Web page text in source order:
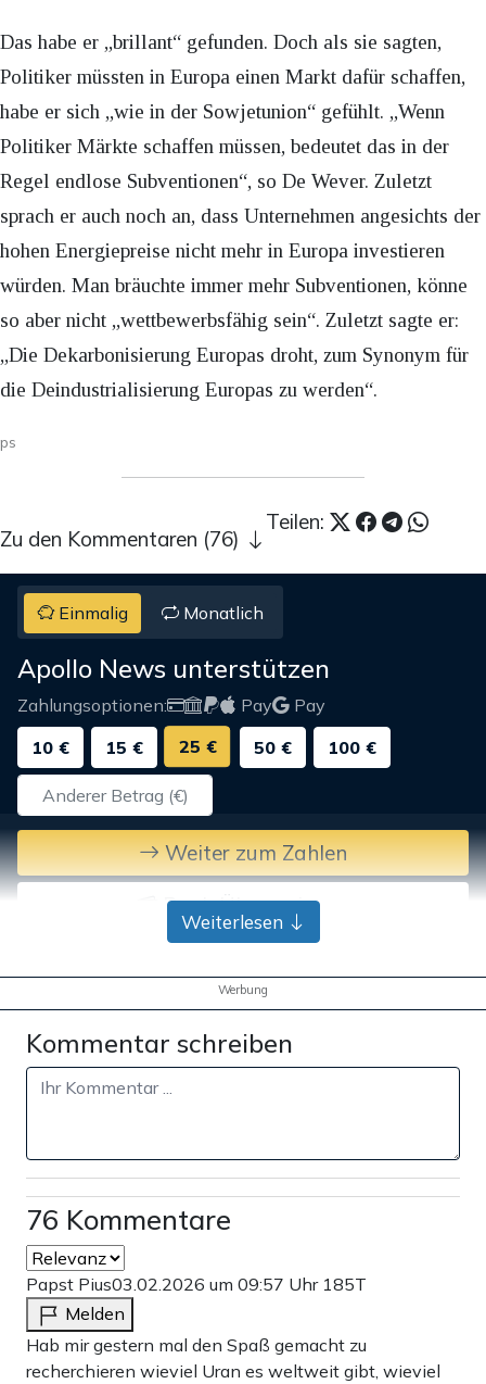
Das habe er „brillant“ gefunden. Doch als sie sagten,
Politiker müssten in Europa einen Markt dafür schaffen,
habe er sich „wie in der Sowjetunion“ gefühlt. „Wenn
Politiker Märkte schaffen müssen, bedeutet das in der
Regel endlose Subventionen“, so De Wever. Zuletzt
sprach er auch noch an, dass Unternehmen angesichts der
hohen Energiepreise nicht mehr in Europa investieren
würden. Man bräuchte immer mehr Subventionen, könne
so aber nicht „wettbewerbsfähig sein“. Zuletzt sagte er:
„Die Dekarbonisierung Europas droht, zum Synonym für
die Deindustrialisierung Europas zu werden“.
ps
Teilen:
Zu den Kommentaren (76)
Einmalig Monatlich
Apollo News unterstützen
Zahlungsoptionen: Pay
Pay
10 €
15 € 25 € 50 € 100 €
Weiter zum Zahlen
Bank-Überweisung
Weiterlesen
Werbung
Kommentar schreiben
76 Kommentare
Papst Pius03.02.2026 um 09:57 Uhr 185T
Melden
Hab mir gestern mal den Spaß gemacht zu
recherchieren wieviel Uran es weltweit gibt, wieviel